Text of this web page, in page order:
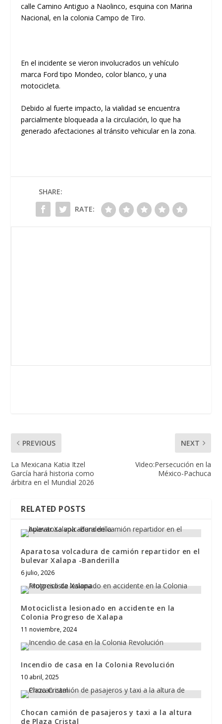
calle Camino Antiguo a Naolinco, esquina con Marina
Nacional, en la colonia Campo de Tiro.
En el incidente se vieron involucrados un vehículo
marca Ford tipo Mondeo, color blanco, y una
motocicleta.
Debido al fuerte impacto, la vialidad se encuentra
parcialmente bloqueada a la circulación, lo que ha
generado afectaciones al tránsito vehicular en la zona.
SHARE:
RATE:
PREVIOUS
La Mexicana Katia Itzel
García hará historia como
árbitra en el Mundial 2026
NEXT
Video:Persecución en la
México-Pachuca
RELATED POSTS
Aparatosa volcadura de camión repartidor en el
bulevar Xalapa -Banderilla
6 julio, 2026
Motociclista lesionado en accidente en la
Colonia Progreso de Xalapa
11 noviembre, 2024
Incendio de casa en la Colonia Revolución
10 abril, 2025
Chocan camión de pasajeros y taxi a la altura
de Plaza Cristal